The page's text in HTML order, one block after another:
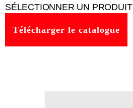
SÉLECTIONNER UN PRODUIT
Télécharger le catalogue